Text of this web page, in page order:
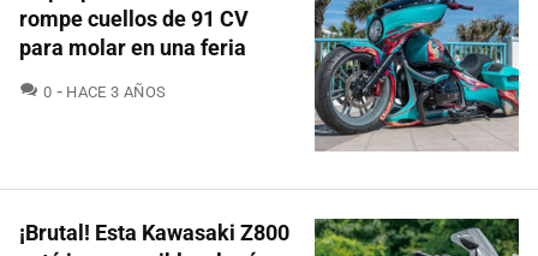
rompe cuellos de 91 CV
para molar en una feria
0 COMENTARIOS
HACE 3 AÑOS
¡Brutal! Esta Kawasaki Z800